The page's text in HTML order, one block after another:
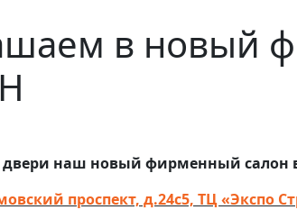
в новый
двери наш новый фирменный салон
проспект, д.24с5, ТЦ «Экспо